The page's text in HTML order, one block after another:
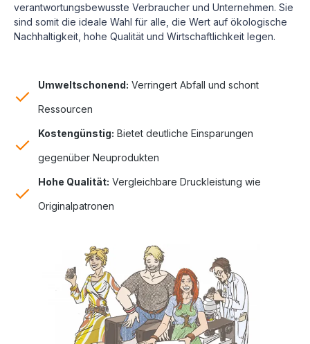
verantwortungsbewusste Verbraucher und Unternehmen. Sie
sind somit die ideale Wahl für alle, die Wert auf ökologische
Nachhaltigkeit, hohe Qualität und Wirtschaftlichkeit legen.
Umweltschonend: Verringert Abfall und schont
Ressourcen
Kostengünstig: Bietet deutliche Einsparungen
gegenüber Neuprodukten
Hohe Qualität: Vergleichbare Druckleistung wie
Originalpatronen